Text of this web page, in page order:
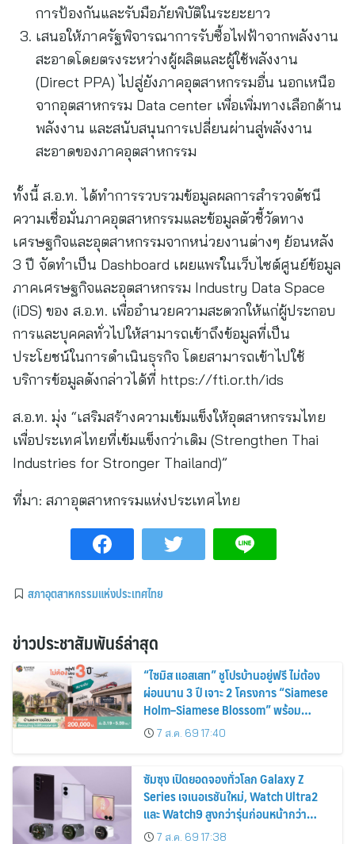
การป้องกันและรับมือภัยพิบัติในระยะยาว
เสนอให้ภาครัฐพิจารณาการรับซื้อไฟฟ้าจากพลังงาน
สะอาดโดยตรงระหว่างผู้ผลิตและผู้ใช้พลังงาน
(Direct PPA) ไปสู่ยังภาคอุตสาหกรรมอื่น นอกเหนือ
จากอุตสาหกรรม Data center เพื่อเพิ่มทางเลือกด้าน
พลังงาน และสนับสนุนการเปลี่ยนผ่านสู่พลังงาน
สะอาดของภาคอุตสาหกรรม
ทั้งนี้ ส.อ.ท. ได้ทำการรวบรวมข้อมูลผลการสำรวจดัชนี
ความเชื่อมั่นภาคอุตสาหกรรมและข้อมูลตัวชี้วัดทาง
เศรษฐกิจและอุตสาหกรรมจากหน่วยงานต่างๆ ย้อนหลัง
3 ปี จัดทำเป็น Dashboard เผยแพร่ในเว็บไซต์ศูนย์ข้อมูล
ภาคเศรษฐกิจและอุตสาหกรรม Industry Data Space
(iDS) ของ ส.อ.ท. เพื่ออำนวยความสะดวกให้แก่ผู้ประกอบ
การและบุคคลทั่วไปให้สามารถเข้าถึงข้อมูลที่เป็น
ประโยชน์ในการดำเนินธุรกิจ โดยสามารถเข้าไปใช้
บริการข้อมูลดังกล่าวได้ที่ https://fti.or.th/ids
ส.อ.ท. มุ่ง “เสริมสร้างความเข้มแข็งให้อุตสาหกรรมไทย
เพื่อประเทศไทยที่เข้มแข็งกว่าเดิม (Strengthen Thai
Industries for Stronger Thailand)”
ที่มา: สภาอุตสาหกรรมแห่งประเทศไทย
สภาอุตสาหกรรมแห่งประเทศไทย
ข่าวประชาสัมพันธ์ล่าสุด
“ไซมิส แอสเสท” ชูโปรบ้านอยู่ฟรี ไม่ต้อง
ผ่อนนาน 3 ปี เจาะ 2 โครงการ “Siamese
Holm–Siamese Blossom” พร้อม
ส่วนลดและสิทธิพิเศษถึง 31 สิงหาคม
2569
7 ส.ค. 69 17:40
ซัมซุง เปิดยอดจองทั่วโลก Galaxy Z
Series เจเนอเรชันใหม่, Watch Ultra2
และ Watch9 สูงกว่ารุ่นก่อนหน้ากว่า
30%7 ส.ค. 69 17:38